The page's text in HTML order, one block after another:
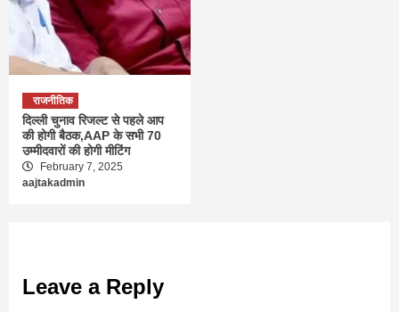
राजनीतिक
दिल्ली चुनाव रिजल्ट से पहले आप
की होगी बैठक,AAP के सभी 70
उम्मीदवारों की होगी मीटिंग
February 7, 2025
aajtakadmin
Leave a Reply